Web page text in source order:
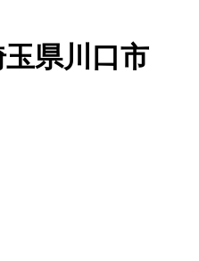
玉県川口市